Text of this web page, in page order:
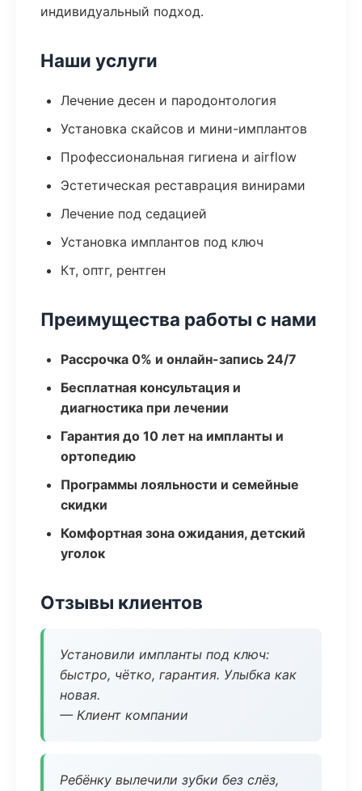
индивидуальный подход.
Наши услуги
Лечение десен и пародонтология
Установка скайсов и мини-имплантов
Профессиональная гигиена и airflow
Эстетическая реставрация винирами
Лечение под седацией
Установка имплантов под ключ
Кт, оптг, рентген
Преимущества работы с нами
Рассрочка 0% и онлайн-запись 24/7
Бесплатная консультация и
диагностика при лечении
Гарантия до 10 лет на импланты и
ортопедию
Программы лояльности и семейные
скидки
Комфортная зона ожидания, детский
уголок
Отзывы клиентов
Установили импланты под ключ:
быстро, чётко, гарантия. Улыбка как
новая.
— Клиент компании
Ребёнку вылечили зубки без слёз,